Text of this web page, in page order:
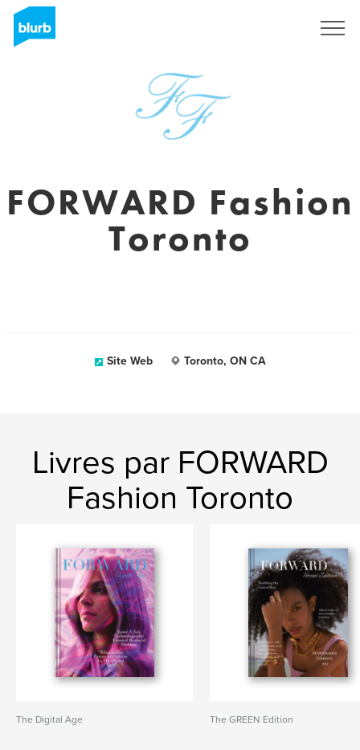
FORWARD Fashion
Toronto
Site Web Toronto, ON CA
Livres par FORWARD
Fashion Toronto
The Digital Age The GREEN Edition